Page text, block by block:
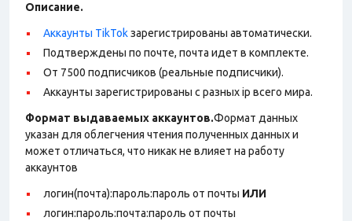
Описание.
Аккаунты TikTokзарегистрированы автоматически.
Подтверждены по почте, почта идет в комплекте.
От 7500 подписчиков (реальные подписчики).
Аккаунты зарегистрированы с разных ip всего мира.
Формат выдаваемых аккаунтов.Формат данных
указан для облегчения чтения полученных данных и
может отличаться, что никак не влияет на работу
аккаунтов
логин(почта):пароль:пароль от почты ИЛИ
логин:пароль:почта:пароль от почты